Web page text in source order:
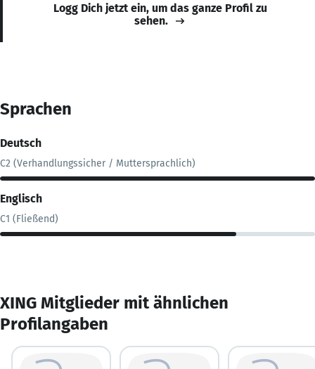
Logg Dich jetzt ein, um das ganze Profil zu
sehen.
Sprachen
Deutsch
C2 (Verhandlungssicher / Muttersprachlich)
Englisch
C1 (Fließend)
XING Mitglieder mit ähnlichen
Profilangaben